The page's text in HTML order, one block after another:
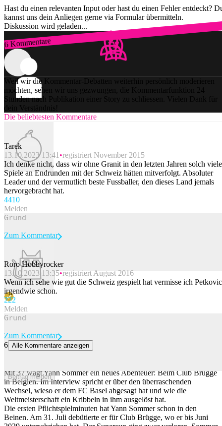
Hast du einen relevanten Input oder hast du einen Fehler entdeckt?
kannst uns dein Anliegen gerne via Formular übermitteln.
Diskussion wird geladen...
6 Kommentare
Zum Login
Weil wir die Kommentar-Debatten weiterhin persönlich moderieren
möchten, sehen wir uns gezwungen, die Kommentarfunktion 24
Stunden nach Publikation einer Story zu schliessen. Vielen Dank für
dein Verständnis!
Die beliebtesten Kommentare
Tarek
13.10.2023 13:41 registriert November 2015
Ich denke nicht, dass wir ohne Granit in den letzten Jahren solch viele
Spiele an Endrunden mit der Schweiz hätten mitverfolgt. Absoluter
Leader und der vermutlich beste Fussballer, den dieses Land jemals
hervorgebracht hat.
4410
Melden
Beitrag melden
Zum Kommentar
Roro Hobbyrocker
13.10.2023 13:35 registriert August 2016
Wenn ich sehe wie gut die Schweiz gespielt hat vermisse ich Petkovic
irgendwie schon.
222
Melden
Beitrag melden
Zum Kommentar
6 Alle Kommentare anzeigen
Mit 37 wagt Yann Sommer ein neues Abenteuer: Beim Club Brügge
in Belgien. Im Interview spricht er über den überraschenden
Wechsel, wieso er dem FC Basel abgesagt hat und wie die
Weltmeisterschaft ein Kribbeln in ihm ausgelöst hat.
Die ersten Pflichtspielminuten hat Yann Sommer schon in den
Beinen. Am 31. Juli debütierte er für Club Brügge, wo er bis Juni